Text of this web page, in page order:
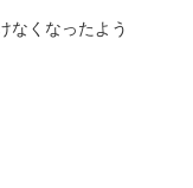
なくなったよう